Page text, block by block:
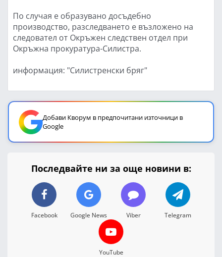
По случая е образувано досъдебно
производство, разследването е възложено на
следовател от Окръжен следствен отдел при
Окръжна прокуратура-Силистра.
информация: "Силистренски бряг"
Добави Кворум в предпочитани източници в
Google
Последвайте ни за още новини в:
Facebook Google News Viber Telegram
YouTube